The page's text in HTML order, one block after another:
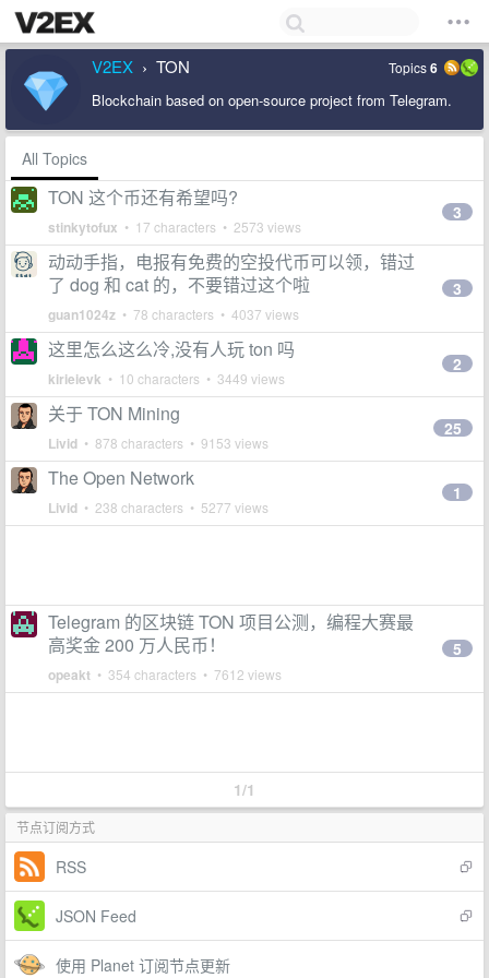
V2EX › TON Topics6
Blockchain based on open-source project from Telegram.
All Topics
TON 这个币还有希望吗?
stinkytofux • 17 characters • 2573 views
3
动动手指，电报有免费的空投代币可以领，错过
了 dog 和 cat 的，不要错过这个啦
guan1024z • 78 characters • 4037 views
3
这里怎么这么冷,没有人玩 ton 吗
kirieievk • 10 characters • 3449 views
2
关于 TON Mining
Livid • 878 characters • 9153 views
25
The Open Network
Livid • 238 characters • 5277 views
1
Telegram 的区块链 TON 项目公测，编程大赛最
高奖金 200 万人民币！
opeakt • 354 characters • 7612 views
5
1/1
节点订阅方式
RSS
JSON Feed
使用 Planet 订阅节点更新